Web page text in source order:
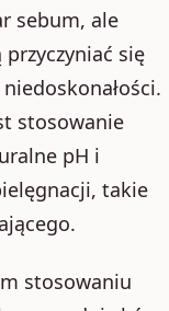
sebum, ale
się
stosowanie
pH i
takie
stosowaniu